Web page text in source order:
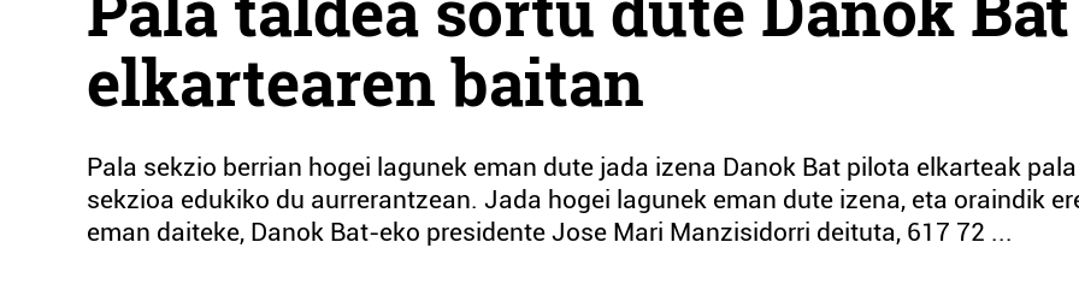
elkartearen baitan
Pala sekzio berrian hogei lagunek eman dute jada izena Danok Bat pilota elkarteak pala
sekzioa edukiko du aurrerantzean. Jada hogei lagunek eman dute izena, eta oraindik
eman daiteke, Danok Bat-eko presidente Jose Mari Manzisidorri deituta, 617 72 ...